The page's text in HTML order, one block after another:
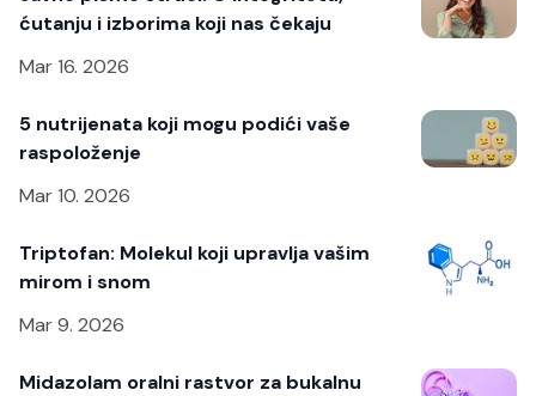
ćutanju i izborima koji nas čekaju
Mar 16. 2026
5 nutrijenata koji mogu podići vaše
raspoloženje
Mar 10. 2026
Triptofan: Molekul koji upravlja vašim
mirom i snom
Mar 9. 2026
Midazolam oralni rastvor za bukalnu